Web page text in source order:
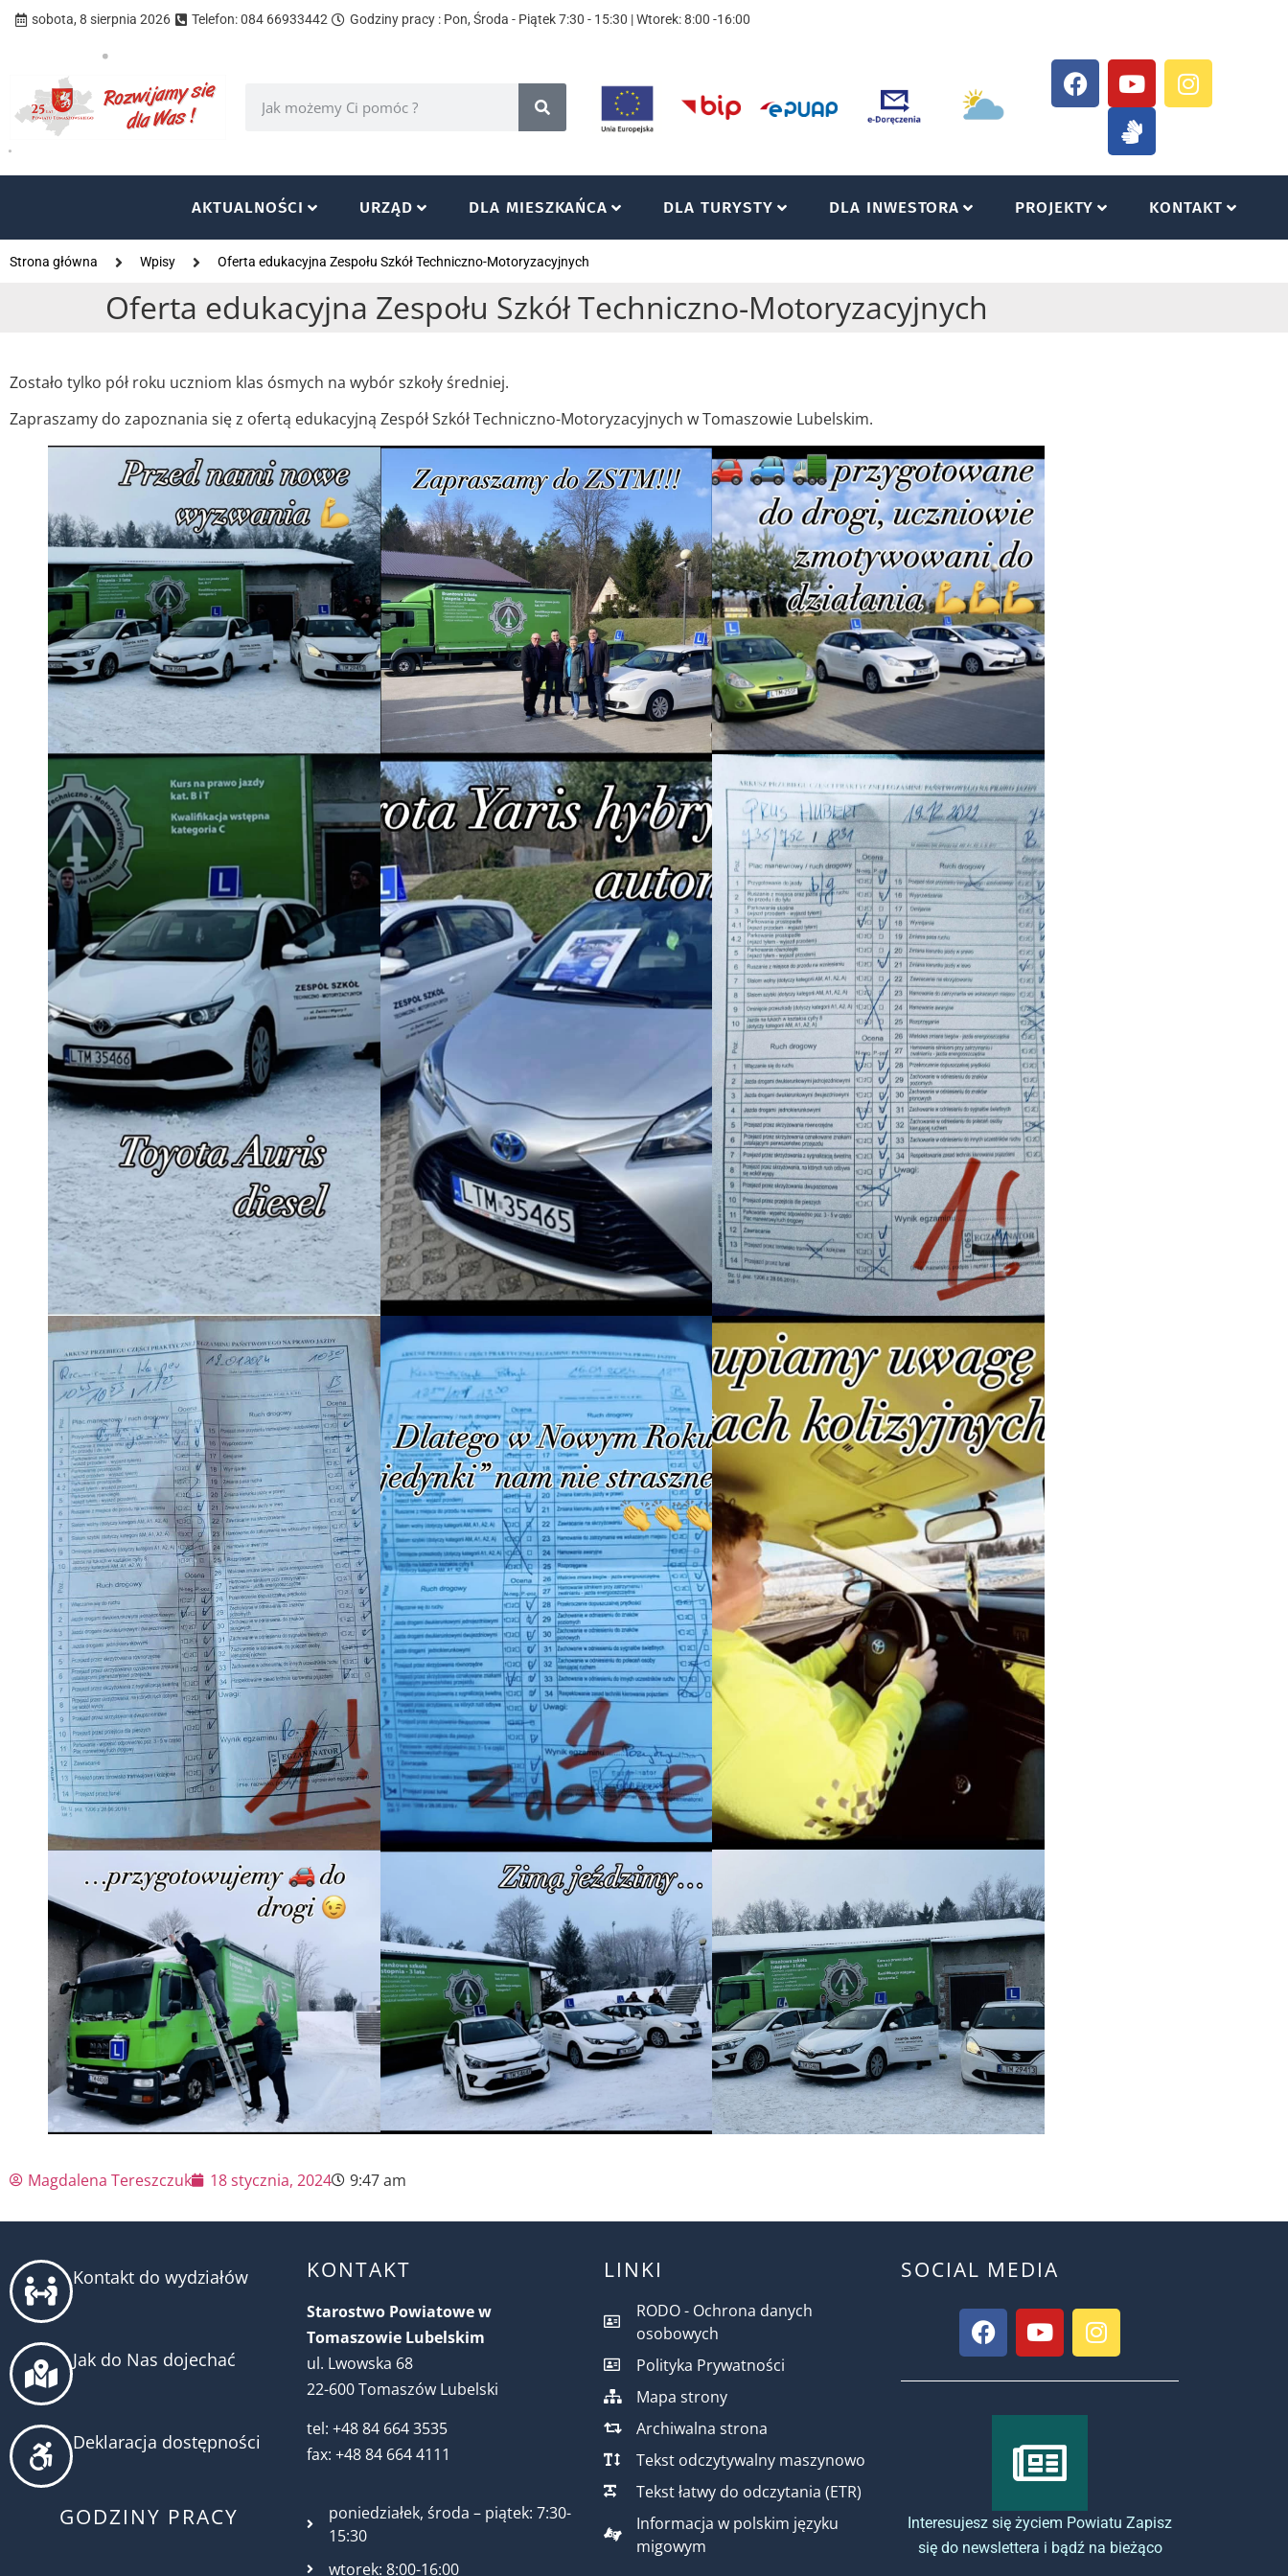
sobota, 8 sierpnia 2026 Telefon: 084 66933442 Godziny pracy : Pon, Środa - Piątek 7:30 - 15:30 | Wtorek: 8:00 -16:00
AKTUALNOŚCI URZĄD DLA MIESZKAŃCA DLA TURYSTY DLA INWESTORA PROJEKTY KONTAKT
Strona główna Wpisy Oferta edukacyjna Zespołu Szkół Techniczno-Motoryzacyjnych
Oferta edukacyjna Zespołu Szkół Techniczno-Motoryzacyjnych
Zostało tylko pół roku uczniom klas ósmych na wybór szkoły średniej.
Zapraszamy do zapoznania się z ofertą edukacyjną Zespół Szkół Techniczno-Motoryzacyjnych w Tomaszowie Lubelskim.
Magdalena Tereszczuk 18 stycznia, 2024 9:47 am
Kontakt do wydziałów
Jak do Nas dojechać
Deklaracja dostępności
GODZINY PRACY
KONTAKT
Starostwo Powiatowe w
Tomaszowie Lubelskim
ul. Lwowska 68
22-600 Tomaszów Lubelski
tel: +48 84 664 3535
fax: +48 84 664 4111
poniedziałek, środa – piątek: 7:30-
15:30
wtorek: 8:00-16:00
LINKI
RODO - Ochrona danych
osobowych
Polityka Prywatności
Mapa strony
Archiwalna strona
Tekst odczytywalny maszynowo
Tekst łatwy do odczytania (ETR)
Informacja w polskim języku
migowym
SOCIAL MEDIA
Interesujesz się życiem Powiatu Zapisz
się do newslettera i bądź na bieżąco